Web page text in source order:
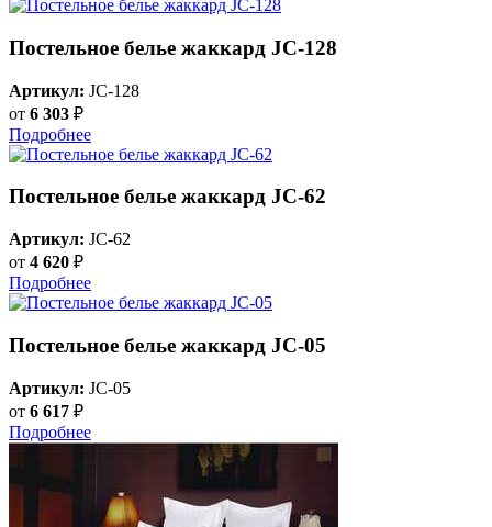
Постельное белье жаккард JC-128
Артикул: JC-128
от 6 303 ₽
Подробнее
Постельное белье жаккард JC-62
Артикул: JC-62
от 4 620 ₽
Подробнее
Постельное белье жаккард JC-05
Артикул: JC-05
от 6 617 ₽
Подробнее